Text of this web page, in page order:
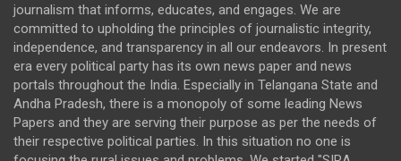
journalism that informs, educates, and engages. We are
committed to upholding the principles of journalistic integrity,
independence, and transparency in all our endeavors. In present
era every political party has its own news paper and news
portals throughout the India. Especially in Telangana State and
Andha Pradesh, there is a monopoly of some leading News
Papers and they are serving their purpose as per the needs of
their respective political parties. In this situation no one is